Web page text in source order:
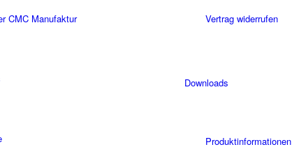
CMC Manufaktur Vertrag widerrufen
Downloads
Produktinformationen